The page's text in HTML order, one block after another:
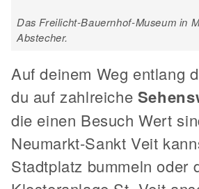
Das Freilicht-Bauernhof-Museum in
Abstecher.
Auf deinem Weg entlang
du auf zahlreiche
die einen Besuch Wert
Neumarkt-Sankt Veit
Stadtplatz bummeln oder